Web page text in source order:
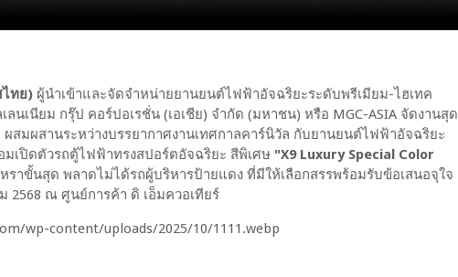
ไทย) ผู้นำเข้าและจัดจำหน่ายยานยนต์ไฟฟ้าอัจฉริยะระดับพรีเมียม-ไฮเทค
ลนเนียม กรุ๊ป คอร์ปอเรชั่น (เอเชีย) จำกัด (มหาชน) หรือ MGC-ASIA จัดงานสุด
ผสมผสานระหว่างบรรยากาศงานเทศกาลคาร์นิวัล กับยานยนต์ไฟฟ้าอัจฉริยะ
มเปิดตัวรถตู้ไฟฟ้าทรงสปอร์ตอัจฉริยะ สีพิเศษ "X9 Luxury Special Color
ราขั้นสุด พลาดไม่ได้รถผู้บริหารป้ายแดง ที่มีให้เลือกสรรพร้อมรับข้อเสนอจุใจ
2568 ณ ศูนย์การค้า ดิ เอ็มควอเทียร์